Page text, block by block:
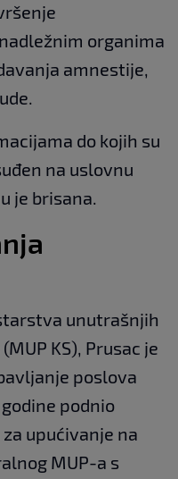
organima
amnestije,
do kojih su
na uslovnu
je brisana.
unutrašnjih
KS), Prusac je
poslova
podnio
upućivanje na
MUP-a s